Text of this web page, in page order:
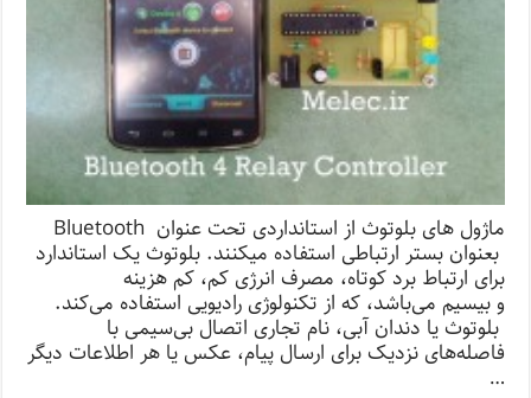
ماژول های بلوتوث از استانداردی تحت عنوان Bluetooth
بعنوان بستر ارتباطی استفاده میکنند. بلوتوث یک استاندارد
برای ارتباط برد کوتاه، مصرف انرژی کم، کم هزینه
و بیسیم می‌باشد، که از تکنولوژی رادیویی استفاده می‌کند.
بلوتوث یا دندان آبی، نام تجاری اتصال بی‌سیمی با
فاصله‌های نزدیک برای ارسال پیام، عکس یا هر اطلاعات دیگر
…